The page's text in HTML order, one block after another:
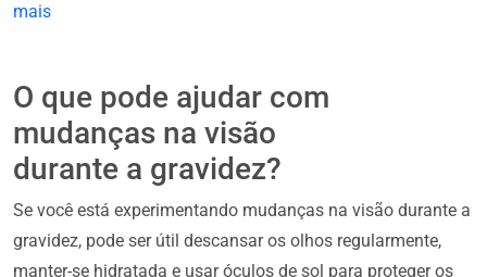
mais
O que pode ajudar com
mudanças na visão
durante a gravidez?
Se você está experimentando mudanças na visão durante a
gravidez, pode ser útil descansar os olhos regularmente,
manter-se hidratada e usar óculos de sol para proteger os